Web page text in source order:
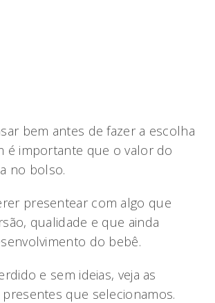
bem antes de fazer a escolha
é importante que o valor do
no bolso.
presentear com algo que
qualidade e que ainda
do bebê.
e sem ideias, veja as
que selecionamos.